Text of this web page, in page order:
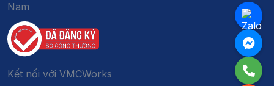
Nam
Kết nối với VMCWorks